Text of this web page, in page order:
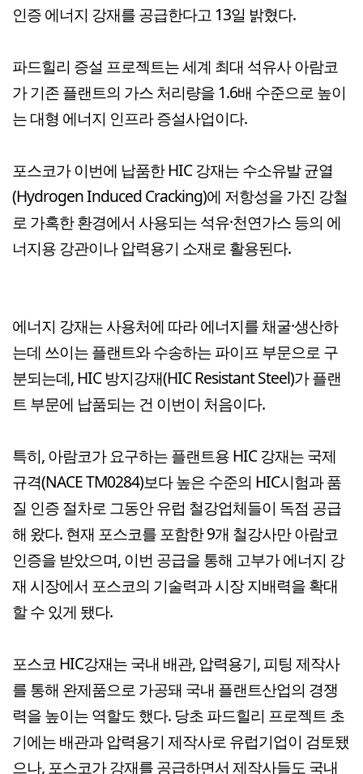
인증 에너지 강재를 공급한다고 13일 밝혔다.
파드힐리 증설 프로젝트는 세계 최대 석유사 아람코
가 기존 플랜트의 가스 처리량을 1.6배 수준으로 높이
는 대형 에너지 인프라 증설사업이다.
포스코가 이번에 납품한 HIC 강재는 수소유발 균열
(Hydrogen Induced Cracking)에 저항성을 가진 강철
로 가혹한 환경에서 사용되는 석유·천연가스 등의 에
너지용 강관이나 압력용기 소재로 활용된다.
에너지 강재는 사용처에 따라 에너지를 채굴·생산하
는데 쓰이는 플랜트와 수송하는 파이프 부문으로 구
분되는데, HIC 방지강재(HIC Resistant Steel)가 플랜
트 부문에 납품되는 건 이번이 처음이다.
특히, 아람코가 요구하는 플랜트용 HIC 강재는 국제
규격(NACE TM0284)보다 높은 수준의 HIC시험과 품
질 인증 절차로 그동안 유럽 철강업체들이 독점 공급
해 왔다. 현재 포스코를 포함한 9개 철강사만 아람코
인증을 받았으며, 이번 공급을 통해 고부가 에너지 강
재 시장에서 포스코의 기술력과 시장 지배력을 확대
할 수 있게 됐다.
포스코 HIC강재는 국내 배관, 압력용기, 피팅 제작사
를 통해 완제품으로 가공돼 국내 플랜트산업의 경쟁
력을 높이는 역할도 했다. 당초 파드힐리 프로젝트 초
기에는 배관과 압력용기 제작사로 유럽기업이 검토됐
으나, 포스코가 강재를 공급하면서 제작사들도 국내